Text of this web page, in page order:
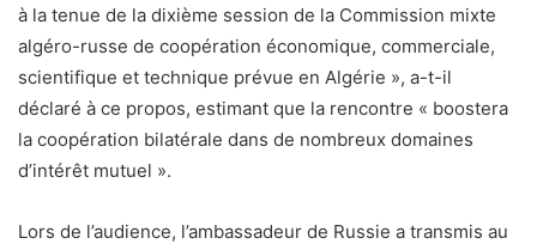
à la tenue de la dixième session de la Commission mixte
algéro-russe de coopération économique, commerciale,
scientifique et technique prévue en Algérie », a-t-il
déclaré à ce propos, estimant que la rencontre « boostera
la coopération bilatérale dans de nombreux domaines
d’intérêt mutuel ».
Lors de l’audience, l’ambassadeur de Russie a transmis au